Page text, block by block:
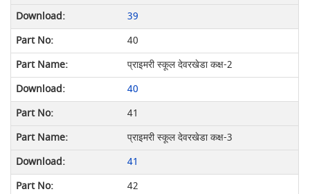
39
40
प्राइमरी स्कूल देवरखेडा कक्ष-2
40
41
प्राइमरी स्कूल देवरखेडा कक्ष-3
41
42